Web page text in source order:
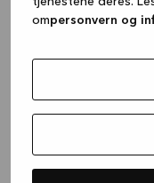
ompersonvern og